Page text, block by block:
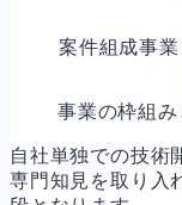
案件組成事業
事業の枠組
自社単独での技術
専門知見を取り入